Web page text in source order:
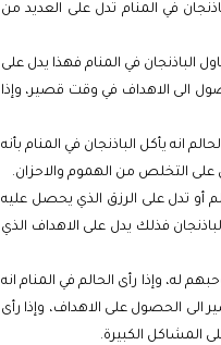
في المنام تدل على العديد من
الباذنجان في المنام فهذا يدل على
الى الاهداف في وقت قصير، وإذا
انه يأكل الباذنجان في المنام بأنه
على التخلص من الهموم والاحزان.
أو تدل على الرزق الذي يحصل عليه
الباذنجان فذلك يدل على الاهداف الذي
له، وإذا رأى الحالم في المنام انه
الى الحصول على الاهداف، وإذا رأى
المشاكل الكبيرة.